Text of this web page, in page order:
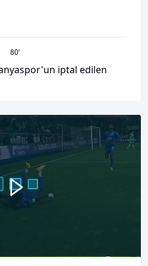
80’
iptal edilen